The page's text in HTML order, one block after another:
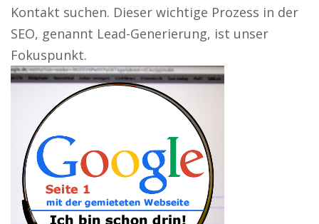
Kontakt suchen. Dieser wichtige Prozess in der
SEO, genannt Lead-Generierung, ist unser
Fokuspunkt.